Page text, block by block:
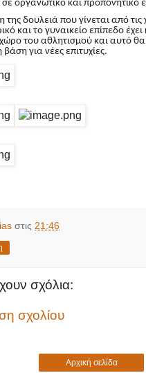
σε οργανωτικό και προπονητικό
δουλειά που γίνεται από τις
και το γυναικείο επίπεδο
του αθλητισμού και αυτό θα
για νέες επιτυχίες.
στις 21:46
σχόλια:
σχολίου
Αρχική σελίδα